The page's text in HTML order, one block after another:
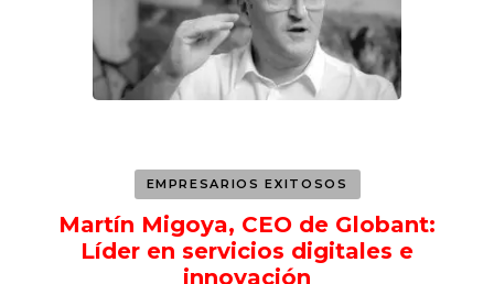
EMPRESARIOS EXITOSOS
Martín Migoya, CEO de Globant:
Líder en servicios digitales e
innovación